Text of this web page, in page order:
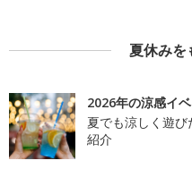
夏休みを
2026年の涼感イ
夏でも涼しく遊
紹介